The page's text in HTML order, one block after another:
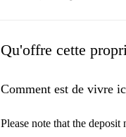
Qu'offre cette
Comment est de vivre
Please note that the